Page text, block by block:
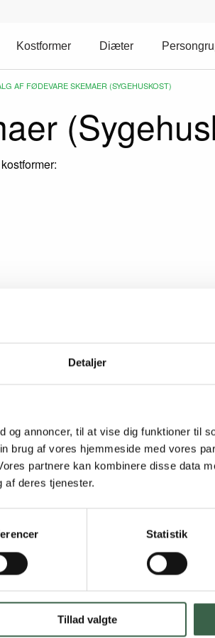
Detaljer
og annoncer, til at vise dig funktioner til
brug af vores hjemmeside med vores
partnere kan kombinere disse data
af deres tjenester.
Statistik
Tillad valgte
Kostformer Diæter
AF FØDEVARE SKEMAER (SYGEHUSKOST)